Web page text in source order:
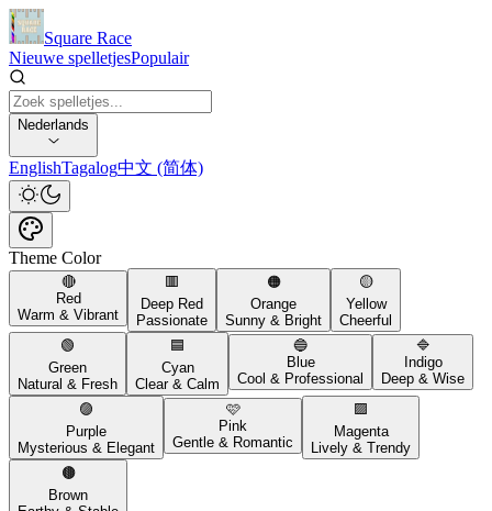
Square Race
Nieuwe spelletjesPopulair
Nederlands
EnglishTagalog中文 (简体)
Theme Color
🔴
Red
Warm & Vibrant
🟥
Deep Red
Passionate
🟠
Orange
Sunny & Bright
🟡
Yellow
Cheerful
🟢
Green
Natural & Fresh
🟦
Cyan
Clear & Calm
🔵
Blue
Cool & Professional
🔷
Indigo
Deep & Wise
🟣
Purple
Mysterious & Elegant
🩷
Pink
Gentle & Romantic
🟪
Magenta
Lively & Trendy
🟤
Brown